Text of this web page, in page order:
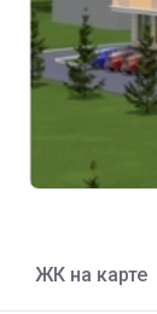
ЖК на карте